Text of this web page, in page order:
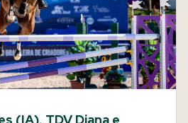
(IA), TDV Diana e